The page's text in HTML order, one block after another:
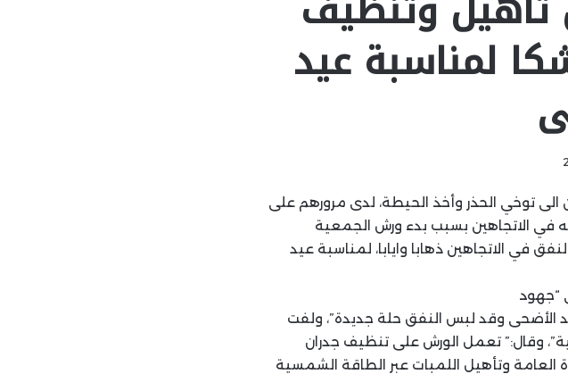
لمناسبة عيد
الى توخي الحذر وأخذ الحيطة، لدى مرورهم على
في الاتجاهين بسبب بدء ورش الجمعية
في الاتجاهين ذهابا وايابا، لمناسبة عيد
“جهود
الأضحى وقد لبس النفق حلة جديدة”، ولفت
وقال:” تعمل الورش على تنظيف جدران
العامة وتأهيل اللمبات عبر الطاقة الشمسية